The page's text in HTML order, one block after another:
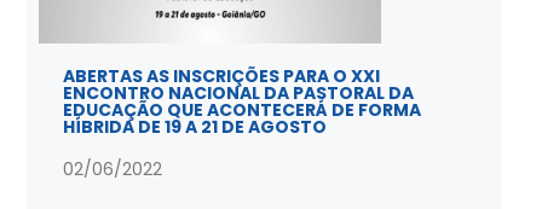
ABERTAS AS INSCRIÇÕES PARA O XXI
ENCONTRO NACIONAL DA PASTORAL DA
EDUCAÇÃO QUE ACONTECERÁ DE FORMA
HÍBRIDA DE 19 A 21 DE AGOSTO
02/06/2022